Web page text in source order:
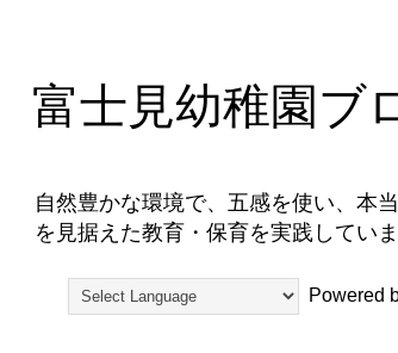
富士見幼稚園ブ
自然豊かな環境で、五感を使い、本
を見据えた教育・保育を実践していま
Powered